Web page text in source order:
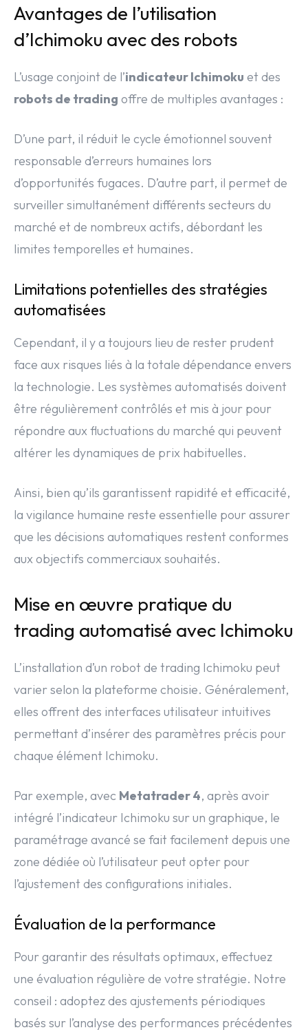
Avantages de l’utilisation
d’Ichimoku avec des robots
L’usage conjoint de l’indicateur Ichimoku et des
robots de trading offre de multiples avantages :
D’une part, il réduit le cycle émotionnel souvent
responsable d’erreurs humaines lors
d’opportunités fugaces. D’autre part, il permet de
surveiller simultanément différents secteurs du
marché et de nombreux actifs, débordant les
limites temporelles et humaines.
Limitations potentielles des stratégies
automatisées
Cependant, il y a toujours lieu de rester prudent
face aux risques liés à la totale dépendance envers
la technologie. Les systèmes automatisés doivent
être régulièrement contrôlés et mis à jour pour
répondre aux fluctuations du marché qui peuvent
altérer les dynamiques de prix habituelles.
Ainsi, bien qu’ils garantissent rapidité et efficacité,
la vigilance humaine reste essentielle pour assurer
que les décisions automatiques restent conformes
aux objectifs commerciaux souhaités.
Mise en œuvre pratique du
trading automatisé avec Ichimoku
L’installation d’un robot de trading Ichimoku peut
varier selon la plateforme choisie. Généralement,
elles offrent des interfaces utilisateur intuitives
permettant d’insérer des paramètres précis pour
chaque élément Ichimoku.
Par exemple, avec Metatrader 4, après avoir
intégré l’indicateur Ichimoku sur un graphique, le
paramétrage avancé se fait facilement depuis une
zone dédiée où l’utilisateur peut opter pour
l’ajustement des configurations initiales.
Évaluation de la performance
Pour garantir des résultats optimaux, effectuez
une évaluation régulière de votre stratégie. Notre
conseil : adoptez des ajustements périodiques
basés sur l’analyse des performances précédentes